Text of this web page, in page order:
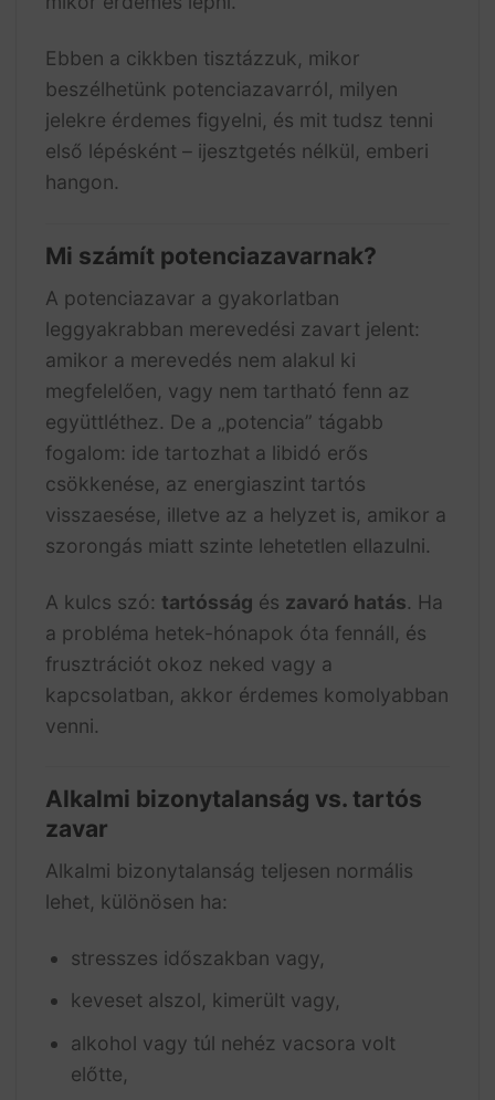
Ebben a cikkben tisztázzuk, mikor
beszélhetünk potenciazavarról, milyen
jelekre érdemes figyelni, és mit tudsz tenni
első lépésként – ijesztgetés nélkül, emberi
hangon.
Mi számít potenciazavarnak?
A potenciazavar a gyakorlatban
leggyakrabban merevedési zavart jelent:
amikor a merevedés nem alakul ki
megfelelően, vagy nem tartható fenn az
együttléthez. De a „potencia” tágabb
fogalom: ide tartozhat a libidó erős
csökkenése, az energiaszint tartós
visszaesése, illetve az a helyzet is, amikor a
szorongás miatt szinte lehetetlen ellazulni.
A kulcs szó:tartósság és zavaró hatás. Ha
a probléma hetek-hónapok óta fennáll, és
frusztrációt okoz neked vagy a
kapcsolatban, akkor érdemes komolyabban
venni.
Alkalmi bizonytalanság vs. tartós
zavar
Alkalmi bizonytalanság teljesen normális
lehet, különösen ha:
stresszes időszakban vagy,
keveset alszol, kimerült vagy,
alkohol vagy túl nehéz vacsora volt
előtte,